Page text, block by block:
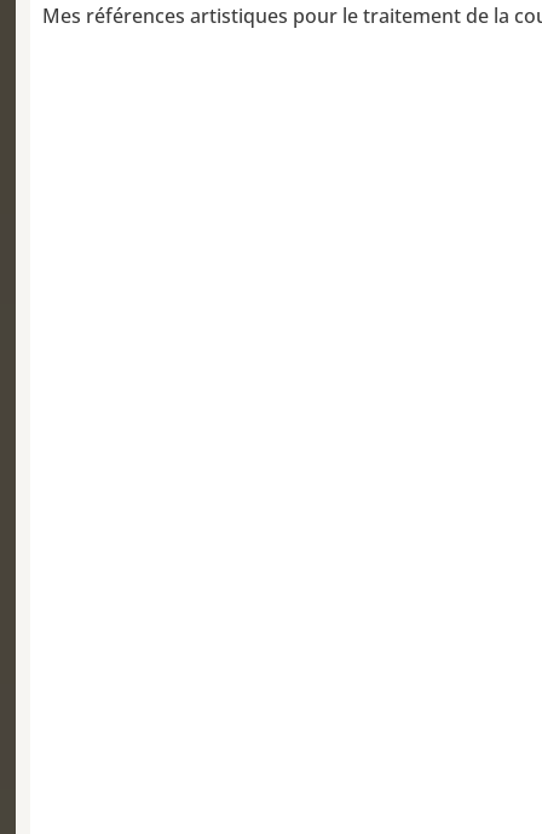
Mes références artistiques pour le traitement de la